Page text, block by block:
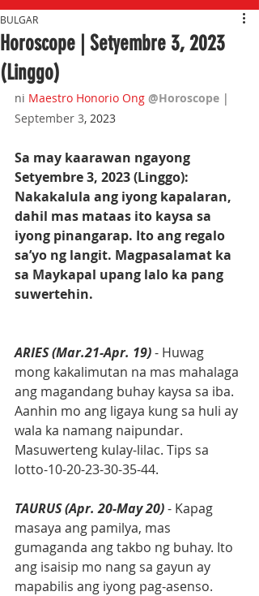
Horoscope | Setyembre 3, 2023
(Linggo)
BULGAR
ni Maestro Honorio Ong @Horoscope |
September 3, 2023
Sa may kaarawan ngayong
Setyembre 3, 2023 (Linggo):
Nakakalula ang iyong kapalaran,
dahil mas mataas ito kaysa sa
iyong pinangarap. Ito ang regalo
sa’yo ng langit. Magpasalamat ka
sa Maykapal upang lalo ka pang
suwertehin.
ARIES (Mar.21-Apr. 19) - Huwag
mong kakalimutan na mas mahalaga
ang magandang buhay kaysa sa iba.
Aanhin mo ang ligaya kung sa huli ay
wala ka namang naipundar.
Masuwerteng kulay-lilac. Tips sa
lotto-10-20-23-30-35-44.
TAURUS (Apr. 20-May 20) - Kapag
masaya ang pamilya, mas
gumaganda ang takbo ng buhay. Ito
ang isaisip mo nang sa gayun ay
mapabilis ang iyong pag-asenso.